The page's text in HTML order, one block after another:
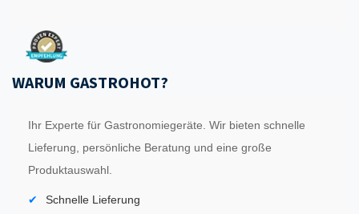
WARUM GASTROHOT?
Ihr Experte für Gastronomiegeräte. Wir bieten schnelle
Lieferung, persönliche Beratung und eine große
Produktauswahl.
Schnelle Lieferung